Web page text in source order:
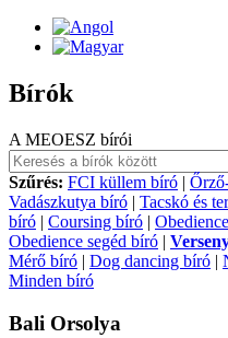
Bírók
A MEOESZ bírói
Szűrés: FCI küllem bíró |
Vadászkutya bíró | Tacskó és
bíró | Coursing bíró |
Obedience segéd bíró |
Mérő bíró | Dog dancing bíró |
Minden bíró
Bali Orsolya